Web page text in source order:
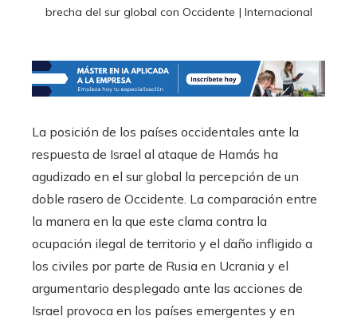
brecha del sur global con Occidente | Internacional
La posición de los países occidentales ante la
respuesta de Israel al ataque de Hamás ha
agudizado en el sur global la percepción de un
doble rasero de Occidente. La comparación entre
la manera en la que este clama contra la
ocupación ilegal de territorio y el daño infligido a
los civiles por parte de Rusia en Ucrania y el
argumentario desplegado ante las acciones de
Israel provoca en los países emergentes y en